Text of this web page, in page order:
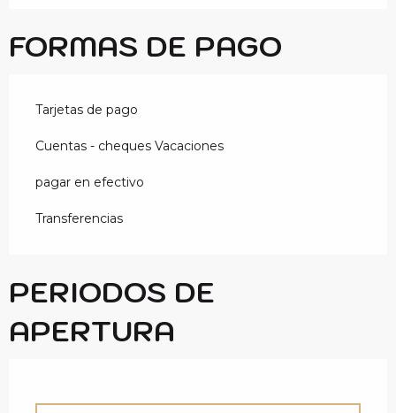
FORMAS DE PAGO
Tarjetas de pago
Cuentas - cheques Vacaciones
pagar en efectivo
Transferencias
PERIODOS DE
APERTURA